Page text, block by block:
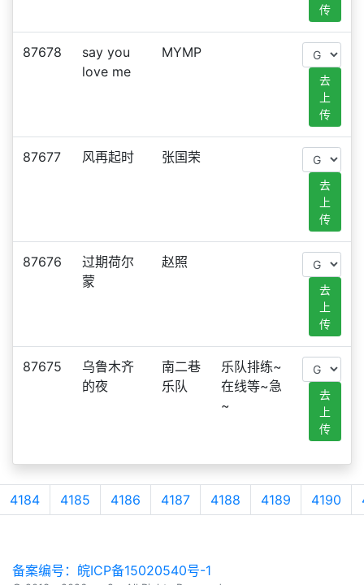
传
87678
say you
love me
MYMP
去
上
传
87677 风再起时 张国荣
去
上
传
87676
过期荷尔
蒙
赵照
去
上
传
87675
乌鲁木齐
的夜
南二巷
乐队
乐队排练~
在线等~急
~
去
上
传
4184 4185 4186 4187 4188 4189 4190
备案编号：皖ICP备15020540号-1